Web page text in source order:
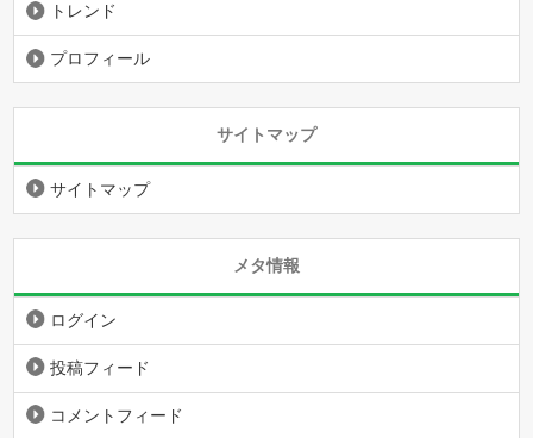
トレンド
プロフィール
サイトマップ
サイトマップ
メタ情報
ログイン
投稿フィード
コメントフィード